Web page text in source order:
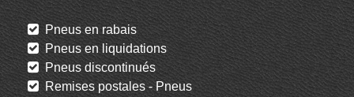
Pneus en rabais
Pneus en liquidations
Pneus discontinués
Remises postales - Pneus